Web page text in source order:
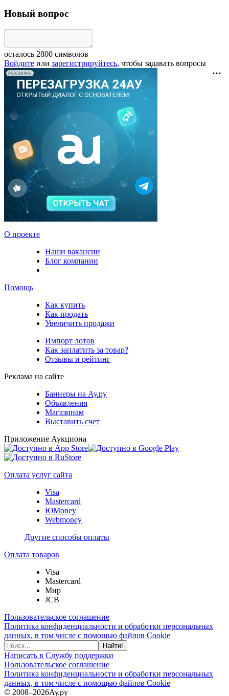
Новый вопрос
осталось 2800 символов
Войдите или зарегистрируйтесь, чтобы задавать вопросы
РЕКЛАМА
О проекте
Наши вакансии
Блог компании
Помощь
Как купить
Как продать
Увеличить продажи
Импорт лотов
Как заплатить за товар?
Отзывы и рейтинг
Реклама на сайте
Баннеры на Ау.ру
Объявления
Магазинам
Выставить счет
Приложение Аукциона
Оплата услуг сайта
Visa
Mastercard
ЮMoney
Webmoney
Другие способы оплаты
Оплата товаров
Visa
Mastercard
Мир
JCB
Пользовательское соглашение
Политика конфиденциальности и обработки персональных
данных, в том числе с помощью файлов Cookie
Найти!
Написать в Службу поддержки
Пользовательское соглашение
Политика конфиденциальности и обработки персональных
данных, в том числе с помощью файлов Cookie
© 2008–2026Ау.ру